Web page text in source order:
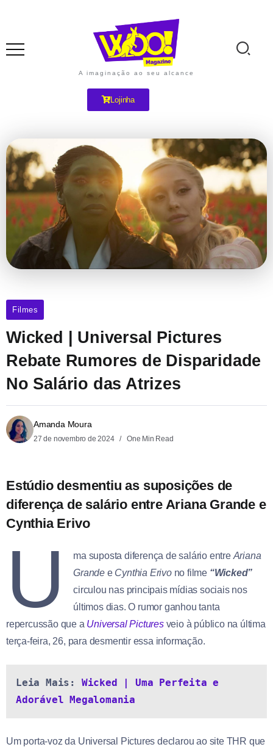
A imaginação ao seu alcance
Lojinha
Filmes
Wicked | Universal Pictures
Rebate Rumores de Disparidade
No Salário das Atrizes
Amanda Moura
27 de novembro de 2024 One Min Read
Estúdio desmentiu as suposições de
diferença de salário entre Ariana Grande e
Cynthia Erivo
U ma suposta diferença de salário entre Ariana
Grande e Cynthia Erivono filme “Wicked”
circulou nas principais mídias sociais nos
últimos dias. O rumor ganhou tanta
repercussão que a Universal Picturesveio à público na última
terça-feira, 26, para desmentir essa informação.
Leia Mais: Wicked | Uma Perfeita e
Adorável Megalomania
Um porta-voz da Universal Pictures declarou ao site THR que